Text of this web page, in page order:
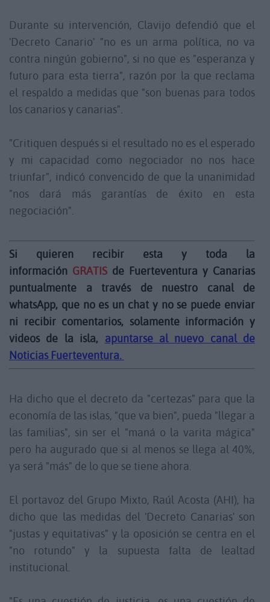
Durante su intervención, Clavijo defendió que el
'Decreto Canario' "no es un arma política, no va
contra ningún gobierno", si no que es "esperanza y
futuro para esta tierra", razón por la que reclama
el respaldo a medidas que "son buenas para todos
los canarios y canarias".
"Critiquen después si el resultado no es el esperado
y mi capacidad como negociador no nos hace
triunfar", indicó convencido de que la unanimidad
"nos dará más garantías de éxito en esta
negociación".
Si quieren recibir esta y toda la
información GRATIS de Fuerteventura y Canarias
puntualmente a través de nuestro canal de
whatsApp, que no es un chat y no se puede enviar
ni recibir comentarios, solamente información y
videos de la isla, apuntarse al nuevo canal de
Noticias Fuerteventura.
Ha dicho que el decreto da "certezas" para que la
economía de las islas, "que va bien", pueda "llegar a
las familias", sin ser el "maná o la varita mágica"
pero ha augurado que si al menos se llega al 40%,
ya será "más" de lo que se tiene ahora.
El portavoz del Grupo Mixto, Raúl Acosta (AHI), ha
dicho que las medidas del 'Decreto Canarias' son
"justas y equitativas" y la oposición se centra en el
"no rotundo" y la supuesta falta de lealtad
institucional.